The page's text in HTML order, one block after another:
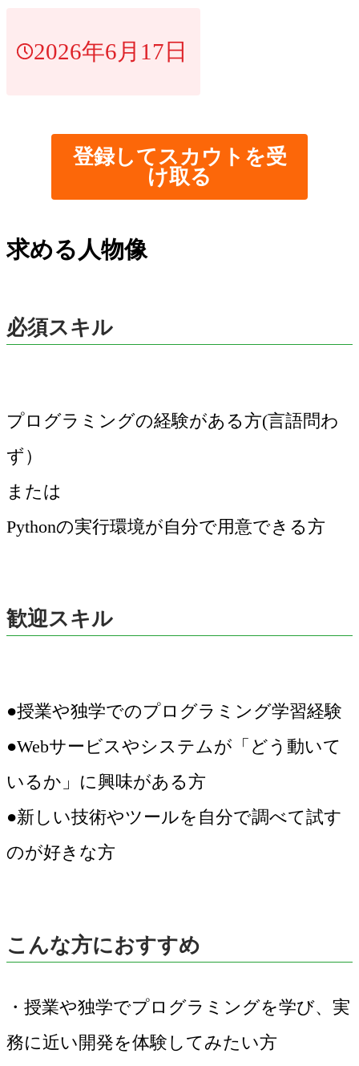
2026年6月17日
登録してスカウトを受
け取る
求める人物像
必須スキル
プログラミングの経験がある方(言語問わ
ず）
または
Pythonの実行環境が自分で用意できる方
歓迎スキル
●授業や独学でのプログラミング学習経験
●Webサービスやシステムが「どう動いて
いるか」に興味がある方
●新しい技術やツールを自分で調べて試す
のが好きな方
こんな方におすすめ
・授業や独学でプログラミングを学び、実
務に近い開発を体験してみたい方